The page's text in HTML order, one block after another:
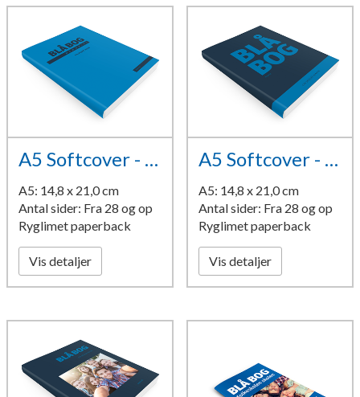
A5 Softcover - design 13
A5: 14,8 x 21,0 cm
Antal sider: Fra 28 og op
Ryglimet paperback
Vis detaljer
A5 Softcover - design 14
A5: 14,8 x 21,0 cm
Antal sider: Fra 28 og op
Ryglimet paperback
Vis detaljer